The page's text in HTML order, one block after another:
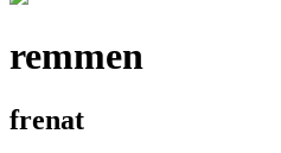
remmen
frenat